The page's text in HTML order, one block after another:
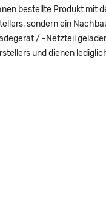
bestellte Produkt mit
sondern ein
/ -Netzteil
und dienen